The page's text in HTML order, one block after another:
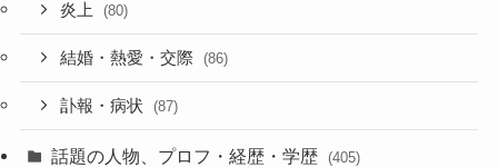
炎上 (80)
結婚・熱愛・交際 (86)
訃報・病状 (87)
話題の人物、プロフ・経歴・学歴 (405)